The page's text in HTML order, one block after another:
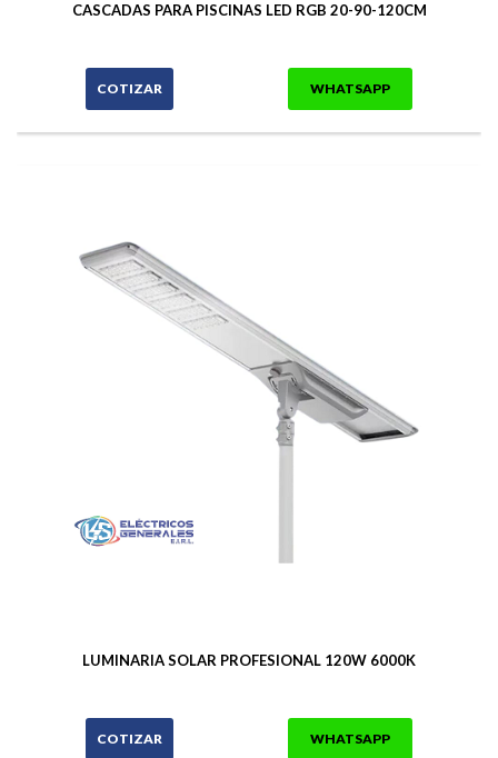
CASCADAS PARA PISCINAS LED RGB 20-90-120CM
COTIZAR WHATSAPP
LUMINARIA SOLAR PROFESIONAL 120W 6000K
COTIZAR WHATSAPP